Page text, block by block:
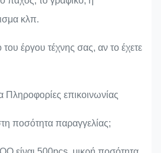
κλπ.
του έργου τέχνης σας, αν το έχετε
επικοινωνίας
ποσότητα παραγγελίας;